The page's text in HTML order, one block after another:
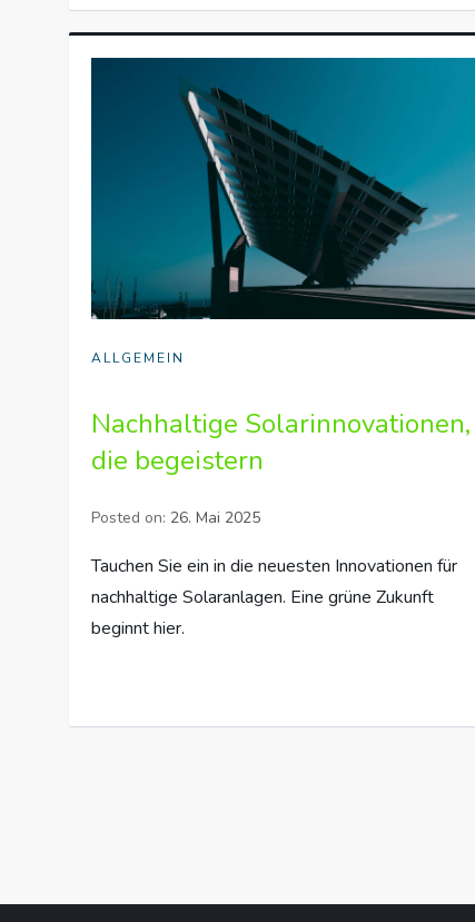
ALLGEMEIN
Nachhaltige Solarinnovationen,
die begeistern
Posted on: 26. Mai 2025
Tauchen Sie ein in die neuesten Innovationen für
nachhaltige Solaranlagen. Eine grüne Zukunft
beginnt hier.